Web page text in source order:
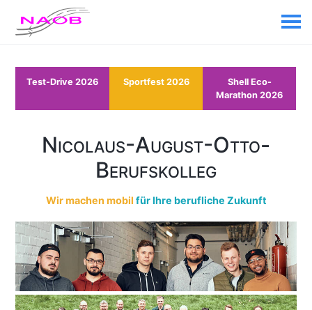
Test-Drive 2026 Sportfest 2026
Shell Eco-
Marathon 2026
Nicolaus-August-Otto-
Berufskolleg
Wir machen mobil für Ihre berufliche Zukunft